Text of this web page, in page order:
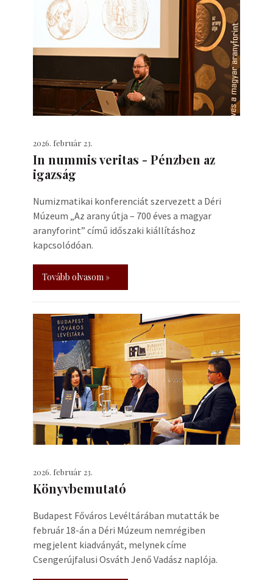
2026. február 23.
In nummis veritas - Pénzben az
igazság
Numizmatikai konferenciát szervezett a Déri
Múzeum „Az arany útja – 700 éves a magyar
aranyforint” című időszaki kiállításhoz
kapcsolódóan.
Tovább olvasom »
2026. február 23.
Könyvbemutató
Budapest Főváros Levéltárában mutatták be
február 18-án a Déri Múzeum nemrégiben
megjelent kiadványát, melynek címe
Csengerújfalusi Osváth Jenő Vadász naplója.